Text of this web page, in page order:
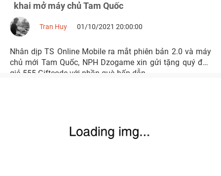
khai mở máy chủ Tam Quốc
Tran Huy 01/10/2021 20:00:00
Nhân dịp TS Online Mobile ra mắt phiên bản 2.0 và máy
chủ mới Tam Quốc, NPH Dzogame xin gửi tặng quý độc
giả 555 Giftcode với phần quà hấp dẫn.